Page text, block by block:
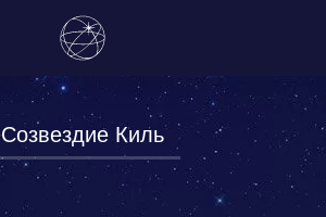
Созвездие Киль